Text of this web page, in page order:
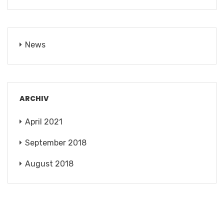
News
ARCHIV
April 2021
September 2018
August 2018